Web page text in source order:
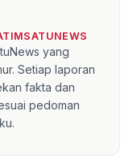
yang
Setiap laporan
fakta dan
pedoman